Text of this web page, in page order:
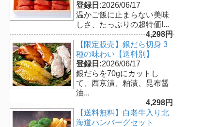
登録日:2026/06/17
温かご飯に止まらない美味
しさ、たっぷりの超特価!...
4,298円
【限定販売】銀だら切身 3
種の味わい【送料別】
登録日:2026/06/17
銀だらを70gにカットし
て、西京漬、粕漬、昆布醤
油...
4,298円
【送料無料】白老牛入り北
海道ハンバーグセット